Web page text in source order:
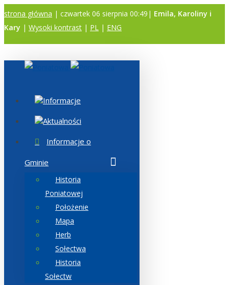
strona główna | czwartek 06 sierpnia 00:49| Emila, Karoliny i
Kary | Wysoki kontrast | PL | ENG
Informacje
Aktualności
Informacje o
Gminie
Historia
Poniatowej
Położenie
Mapa
Herb
Sołectwa
Historia
Sołectw